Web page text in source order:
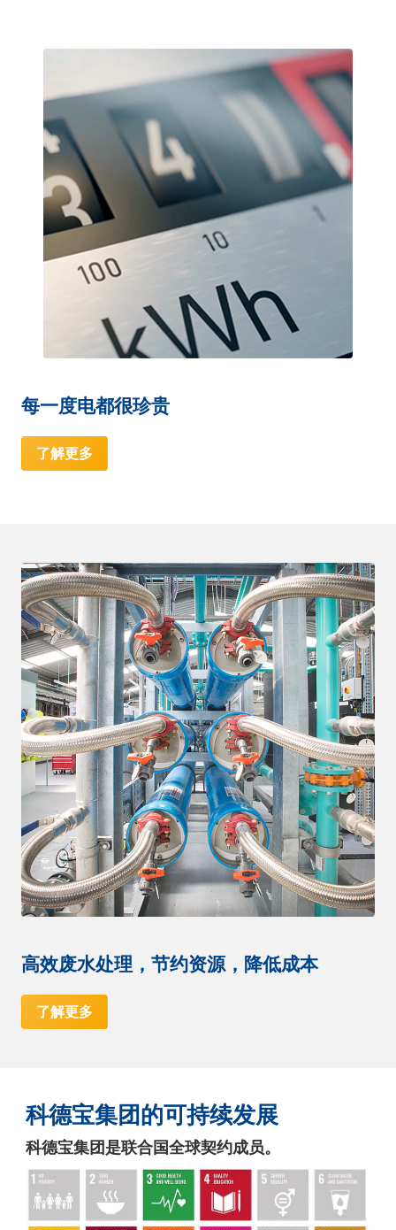
每一度电都很珍贵
了解更多
高效废水处理，节约资源，降低成本
了解更多
科德宝集团的可持续发展
科德宝集团是联合国全球契约成员。